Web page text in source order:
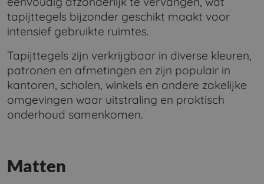
tapijttegels bijzonder geschikt maakt voor
intensief gebruikte ruimtes.
Tapijttegels zijn verkrijgbaar in diverse kleuren,
patronen en afmetingen en zijn populair in
kantoren, scholen, winkels en andere zakelijke
omgevingen waar uitstraling en praktisch
onderhoud samenkomen.
Matten